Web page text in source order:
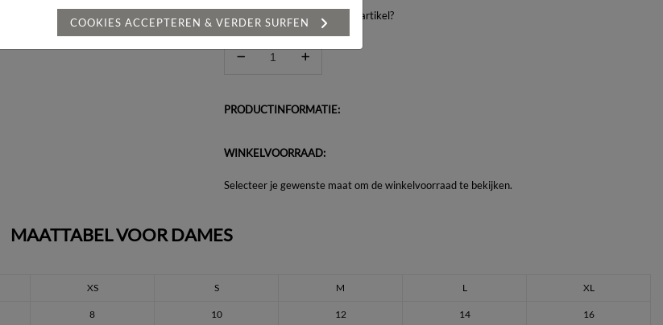
Heeft u een vraag over dit artikel?
PRODUCTINFORMATIE:
WINKELVOORRAAD:
Selecteer je gewenste maat om de winkelvoorraad te bekijken.
MAATTABEL VOOR DAMES
XS S M L XL
8 10 12 14 16
COOKIES ACCEPTEREN & VERDER SURFEN